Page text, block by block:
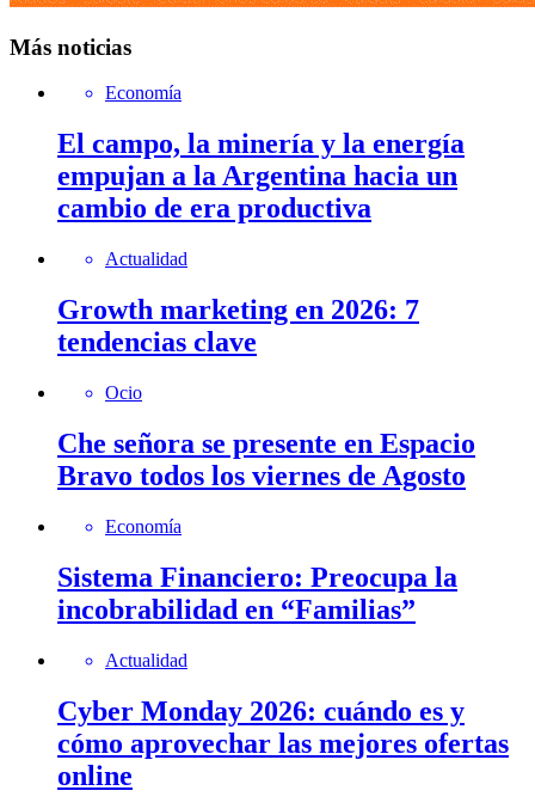
Más noticias
Economía
El campo, la minería y la energía
empujan a la Argentina hacia un
cambio de era productiva
Actualidad
Growth marketing en 2026: 7
tendencias clave
Ocio
Che señora se presente en Espacio
Bravo todos los viernes de Agosto
Economía
Sistema Financiero: Preocupa la
incobrabilidad en “Familias”
Actualidad
Cyber Monday 2026: cuándo es y
cómo aprovechar las mejores ofertas
online